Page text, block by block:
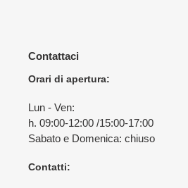
Contattaci
Orari di apertura:
Lun - Ven:
h. 09:00-12:00 /15:00-17:00
Sabato e Domenica: chiuso
Contatti: